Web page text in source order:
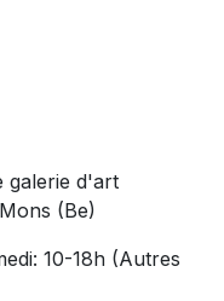
galerie d'art
(Be)
10-18h (Autres